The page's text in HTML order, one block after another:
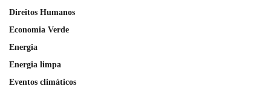
Direitos Humanos
Economia Verde
Energia
Energia limpa
Eventos climáticos